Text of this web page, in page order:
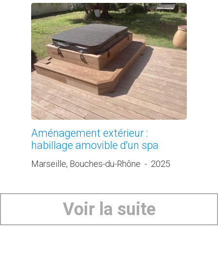
Aménagement extérieur :
habillage amovible d'un spa
Marseille, Bouches-du-Rhône - 2025
Voir la suite